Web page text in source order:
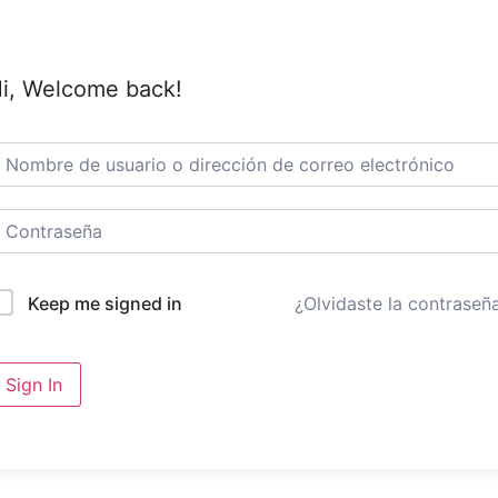
Welcome back!
Keep me signed in ¿Olvidaste la
Sign In